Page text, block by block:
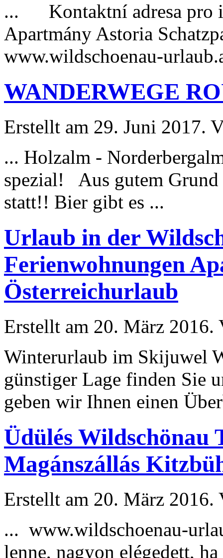
... Kontaktní adresa pro
Apartmány Astoria
www.wildschoenau-urlaub
WANDERWEGE
Erstellt am 29. Juni 2017.
... Holzalm -
spezial! Aus gutem
statt!! Bier gibt es ...
Urlaub in der
Ferienwohnungen
Österreichurlaub
Erstellt am 20. März
Winterurlaub im Skijuwel
günstiger Lage finden Sie
geben wir Ihnen einen
Üdülés
Magánszállás
Erstellt am 20. März
... www.wildschoenau-
lenne, nagyon elégedett,